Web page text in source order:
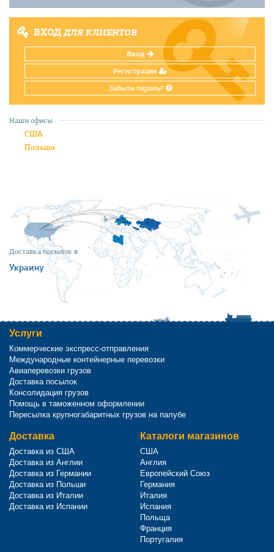
ВХОДДЛЯ КЛИЕНТОВ
Вход
Регистрация
Забыли пароль?
Доставка посылок в
Украину
Наши офисы
США
Польша
Услуги
Коммерческие экспресс-отправления
Международные контейнерные перевозки
Авиаперевозки грузов
Доставка посылок
Консолидация грузов
Помощь в таможенном оформлении
Пересылка крупногабаритных грузов на палубе
Доставка
Доставка из США
Доставка из Англии
Доставка из Германии
Доставка из Польши
Доставка из Италии
Доставка из Испании
Каталоги магазинов
США
Англия
Европейский Союз
Германия
Италия
Испания
Польща
Франция
Португалия